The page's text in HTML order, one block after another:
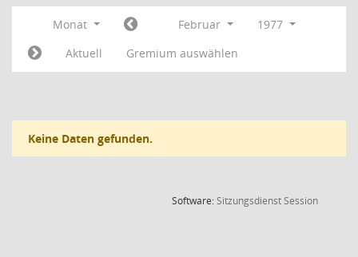
Monat Februar
1977
Aktuell
Gremium auswählen
Keine Daten gefunden.
Software:SitzungsdienstSession(Wird in